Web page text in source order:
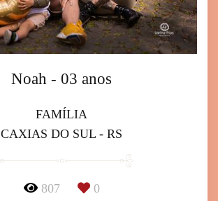
Noah - 03 anos
FAMÍLIA
CAXIAS DO SUL - RS
807 0